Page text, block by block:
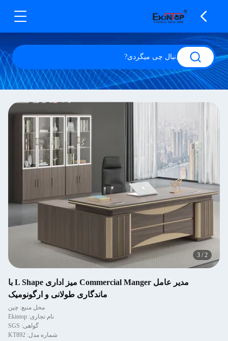
2
/
3
مدیر عامل Commercial Manger میز اداری L Shape با
ماندگاری طولانی و ارگونومیک
محل منبع: چین
نام تجاری: Ekintop
گواهی: SGS
شماره مدل: KT892